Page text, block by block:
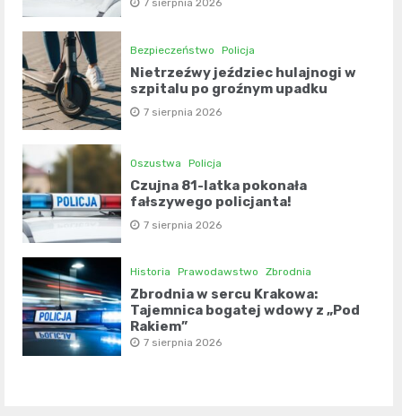
7 sierpnia 2026
Bezpieczeństwo Policja
Nietrzeźwy jeździec hulajnogi w
szpitalu po groźnym upadku
7 sierpnia 2026
Oszustwa Policja
Czujna 81-latka pokonała
fałszywego policjanta!
7 sierpnia 2026
Historia Prawodawstwo Zbrodnia
Zbrodnia w sercu Krakowa:
Tajemnica bogatej wdowy z „Pod
Rakiem”
7 sierpnia 2026